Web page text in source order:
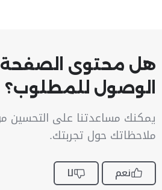
هل محتوى
الوصول للمطلوب؟
يمكنك مساعدتنا على التحسين
ملاحظاتك حول تجربتك.
نعم لا